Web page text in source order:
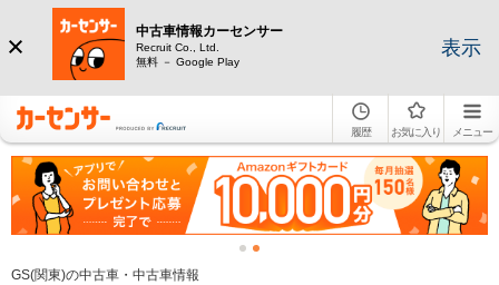
中古車情報カーセンサー
Recruit Co., Ltd.
無料 － Google Play
表示
履歴 お気に入り メニュー
GS(関東)の中古車・中古車情報